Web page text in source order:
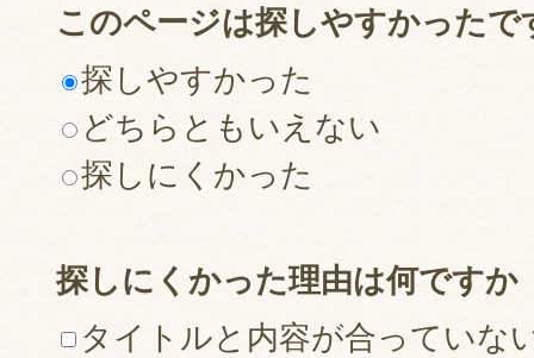
このページは探しやすかったで
探しやすかった
どちらともいえない
探しにくかった
探しにくかった理由は何ですか
タイトルと内容が合っていな